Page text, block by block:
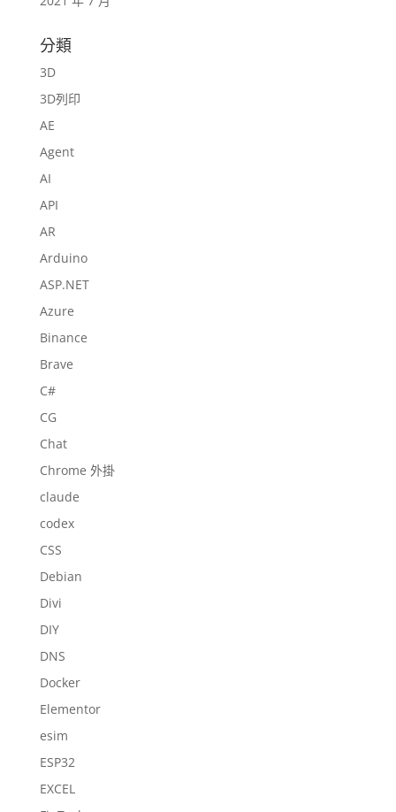
分類
3D
3D列印
AE
Agent
AI
API
AR
Arduino
ASP.NET
Azure
Binance
Brave
C#
CG
Chat
Chrome 外掛
claude
codex
CSS
Debian
Divi
DIY
DNS
Docker
Elementor
esim
ESP32
EXCEL